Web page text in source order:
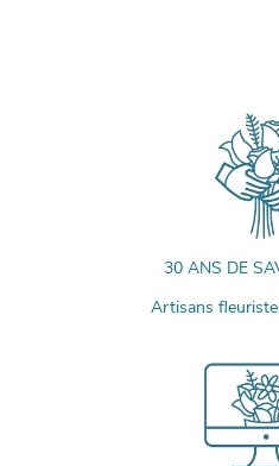
30 ANS DE
Artisans